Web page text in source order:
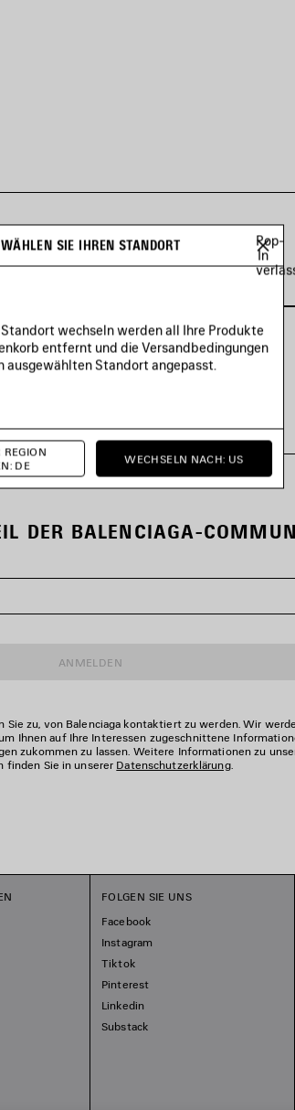
LOOK 14
DER BALENCIAGA-
ANMELDEN
Sie zu, von Balenciaga kontaktiert zu werden. Wir
Ihnen auf Ihre Interessen zugeschnittene
zukommen zu lassen. Weitere Informationen zu
finden Sie in unserer Datenschutzerklärung.
FOLGEN SIE UNS
Facebook
Instagram
Tiktok
Pinterest
Linkedin
Substack
WÄHLEN SIE IHREN STANDORT
Pop-
In
Standort wechseln werden all Ihre Produkte
entfernt und die Versandbedingungen
ausgewählten Standort angepasst.
REGION
DE
WECHSELN NACH: US